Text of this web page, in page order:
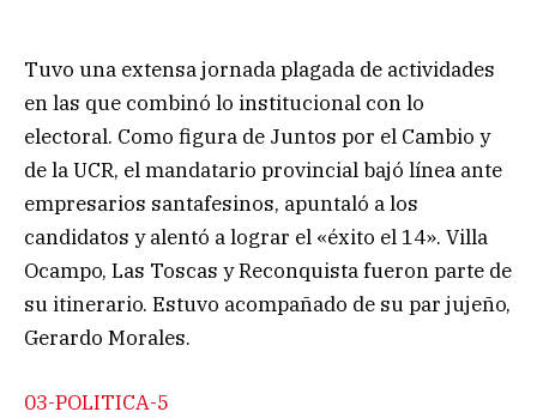
Tuvo una extensa jornada plagada de actividades
en las que combinó lo institucional con lo
electoral. Como figura de Juntos por el Cambio y
de la UCR, el mandatario provincial bajó línea ante
empresarios santafesinos, apuntaló a los
candidatos y alentó a lograr el «éxito el 14». Villa
Ocampo, Las Toscas y Reconquista fueron parte de
su itinerario. Estuvo acompañado de su par jujeño,
Gerardo Morales.
03-POLITICA-5